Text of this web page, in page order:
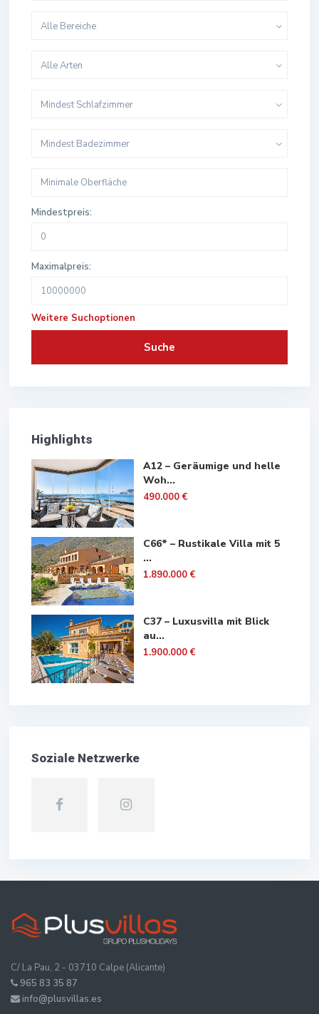
Alle Bereiche
Alle Arten
Mindest Schlafzimmer
Mindest Badezimmer
Mindestpreis:
Maximalpreis:
Weitere Suchoptionen
Suche
Highlights
A12 – Geräumige und helle
Woh...
490.000 €
C66* – Rustikale Villa mit 5
...
1.890.000 €
C37 – Luxusvilla mit Blick
au...
1.900.000 €
Soziale Netzwerke
C/ La Pau, 2 - 03710 Calpe (Alicante)
965 83 35 87
info@plusvillas.es